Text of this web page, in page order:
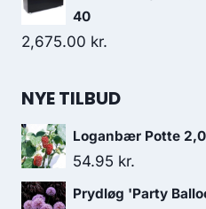
40
2,675.00 kr.
NYE TILBUD
Loganbær Potte
54.95 kr.
Prydløg 'Party